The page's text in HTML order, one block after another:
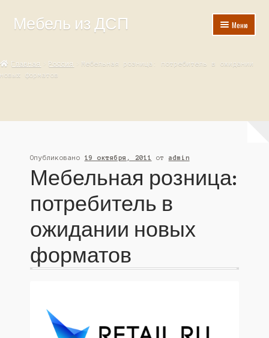
Перейти
к
Перейти
кМебель из ДСП Меню
Госзакупка
Оформление заказа
Главная Россия
Мебельная розница: потребитель в ожидании
новых форматов
Опубликовано 19 октября, 2011 от admin
Мебельная розница:
потребитель в
ожидании новых
форматов